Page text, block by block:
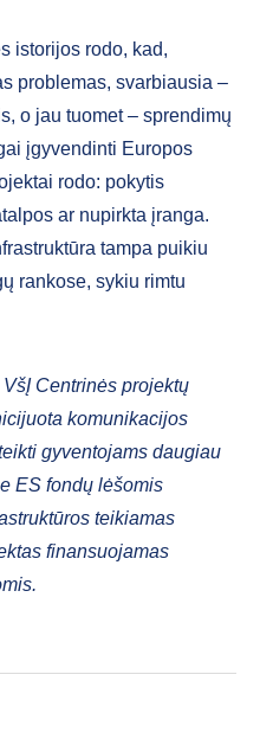
istorijos rodo, kad,
problemas, svarbiausia –
o jau tuomet – sprendimų
įgyvendinti Europos
rodo: pokytis
ar nupirkta įranga.
tampa puikiu
rankose, sykiu rimtu
VšĮ Centrinės projektų
komunikacijos
gyventojams daugiau
ES fondų lėšomis
teikiamas
finansuojamas